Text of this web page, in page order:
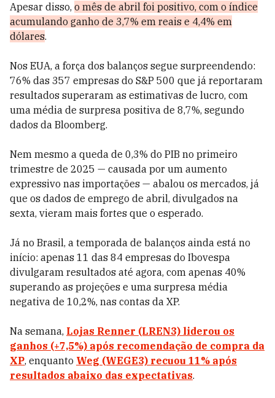
Apesar disso, o mês de abril foi positivo, com o índice
acumulando ganho de 3,7% em reais e 4,4% em
dólares.
Nos EUA, a força dos balanços segue surpreendendo:
76% das 357 empresas do S&P 500 que já reportaram
resultados superaram as estimativas de lucro, com
uma média de surpresa positiva de 8,7%, segundo
dados da Bloomberg.
Nem mesmo a queda de 0,3% do PIB no primeiro
trimestre de 2025 — causada por um aumento
expressivo nas importações — abalou os mercados, já
que os dados de emprego de abril, divulgados na
sexta, vieram mais fortes que o esperado.
Já no Brasil, a temporada de balanços ainda está no
início: apenas 11 das 84 empresas do Ibovespa
divulgaram resultados até agora, com apenas 40%
superando as projeções e uma surpresa média
negativa de 10,2%, nas contas da XP.
Na semana, Lojas Renner (LREN3) liderou os
ganhos (+7,5%) após recomendação de compra da
XP, enquanto Weg (WEGE3) recuou 11% após
resultados abaixo das expectativas.